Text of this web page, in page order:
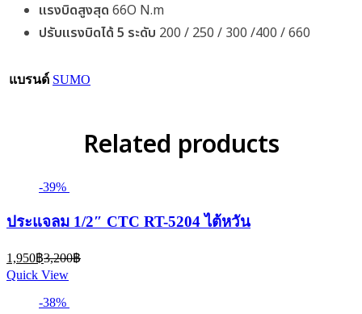
แรงบิดสูงสุด 66O N.m
ปรับแรงบิดได้ 5 ระดับ 200 / 250 / 300 /400 / 660
แบรนด์ SUMO
Related products
-39%
ประแจลม 1/2″ CTC RT-5204 ไต้หวัน
1,950฿Current
price
is:
1,950฿.
3,200฿
Quick View
-38%